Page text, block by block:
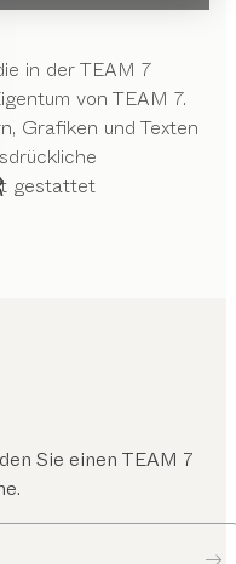
in der TEAM 7
von TEAM 7.
Grafiken und Texten
gestattet
Sie einen TEAM 7